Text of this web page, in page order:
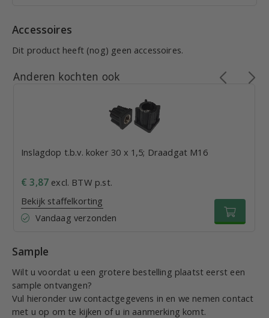
Accessoires
Dit product heeft (nog) geen accessoires.
Anderen kochten ook
Inslagdop t.b.v. koker 30 x 1,5; Draadgat M16
€ 3,87 excl. BTW p.st.
Bekijk staffelkorting
Vandaag verzonden
Sample
Wilt u voordat u een grotere bestelling plaatst eerst een
sample ontvangen?
Vul hieronder uw contactgegevens in en we nemen contact
met u op om te kijken of u in aanmerking komt.